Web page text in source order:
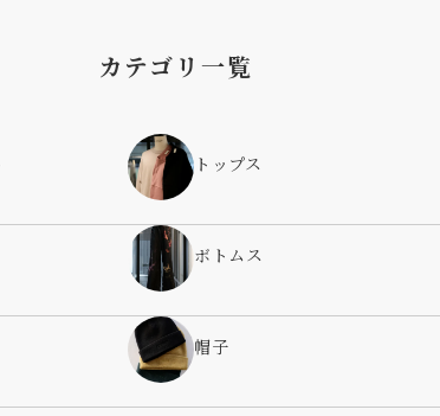
カテゴリ一覧
トップス
ボトムス
帽子